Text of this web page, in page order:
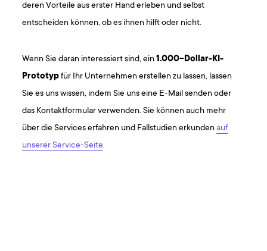
deren Vorteile aus erster Hand erleben und selbst
entscheiden können, ob es ihnen hilft oder nicht.
Wenn Sie daran interessiert sind, ein1.000-Dollar-KI-
Prototypfür Ihr Unternehmen erstellen zu lassen, lassen
Sie es uns wissen, indem Sie uns eine E-Mail senden oder
das Kontaktformular verwenden. Sie können auch mehr
über die Services erfahren und Fallstudien erkundenauf
unserer Service-Seite.